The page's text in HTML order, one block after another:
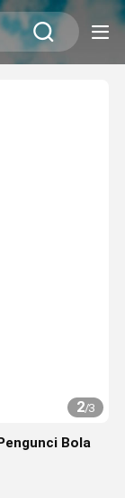
2/3
Bola